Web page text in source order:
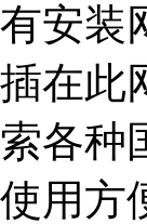
有安装
插在此
索各种
使用方